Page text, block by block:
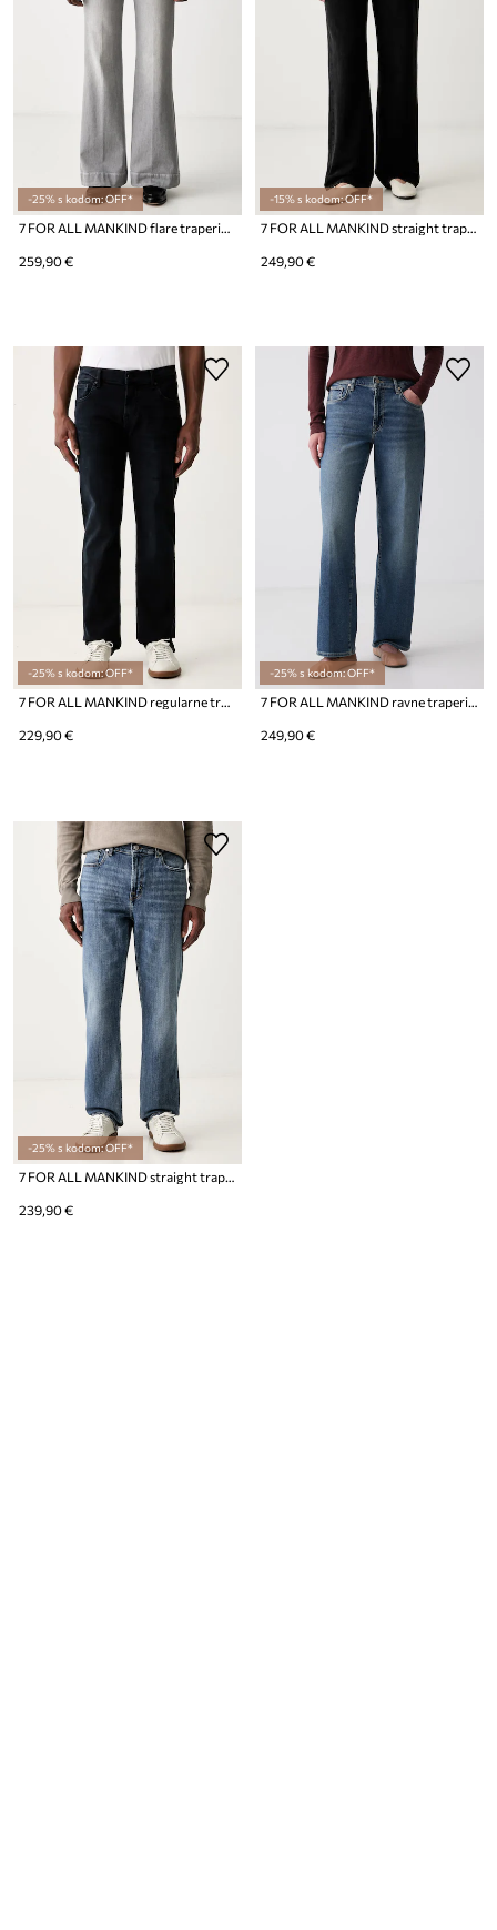
-25% s kodom: OFF*
7 FOR ALL MANKIND flare traperice za žene
259,90 €
-15% s kodom: OFF*
7 FOR ALL MANKIND straight traperice za žene
249,90 €
-25% s kodom: OFF*
7 FOR ALL MANKIND regularne traperice za muškarce
229,90 €
-25% s kodom: OFF*
7 FOR ALL MANKIND ravne traperice za žene
249,90 €
-25% s kodom: OFF*
7 FOR ALL MANKIND straight traperice za muškarce
239,90 €